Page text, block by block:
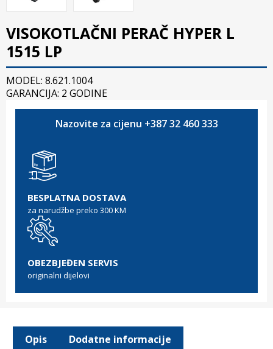
VISOKOTLAČNI PERAČ HYPER L
1515 LP
MODEL: 8.621.1004
GARANCIJA: 2 GODINE
Nazovite za cijenu +387 32 460 333
BESPLATNA DOSTAVA
za narudžbe preko 300 KM
OBEZBJEĐEN SERVIS
originalni dijelovi
Opis Dodatne informacije